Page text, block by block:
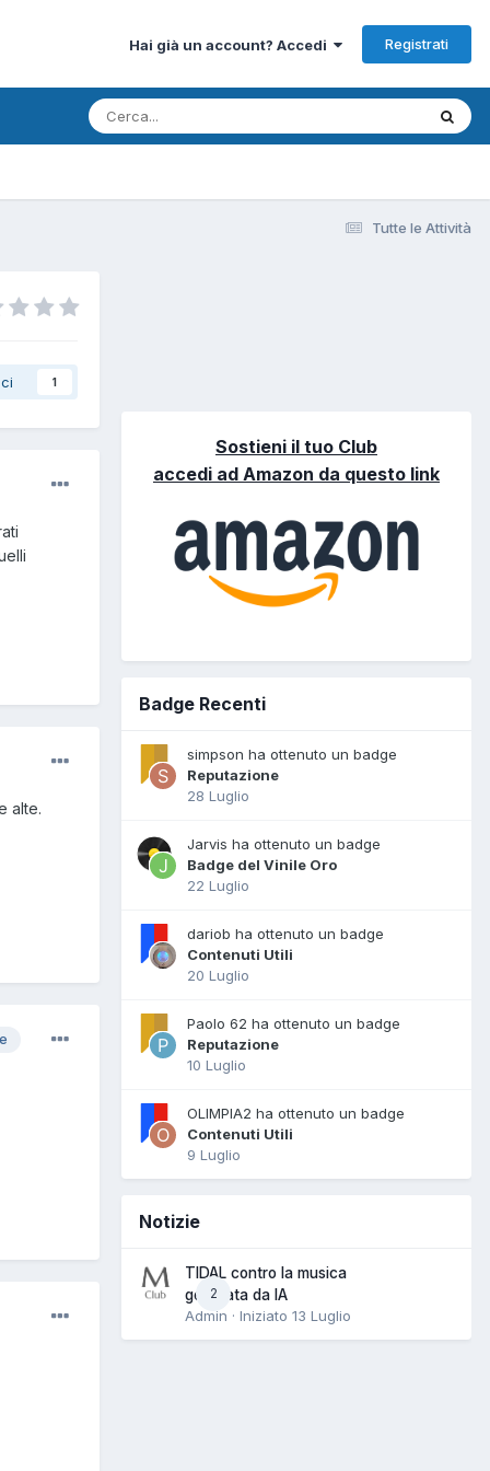
Hai già un account? Accedi Registrati
Tutte le Attività
1
alte.
Sostieni il tuo Club
accedi ad Amazon da questo link
Badge Recenti
simpson ha ottenuto un badge
Reputazione
28 Luglio
Jarvis ha ottenuto un badge
Badge del Vinile Oro
22 Luglio
dariob ha ottenuto un badge
Contenuti Utili
20 Luglio
Paolo 62 ha ottenuto un badge
Reputazione
10 Luglio
OLIMPIA2 ha ottenuto un badge
Contenuti Utili
9 Luglio
Notizie
2
TIDAL contro la musica
generata da IA
Admin · Iniziato 13 Luglio